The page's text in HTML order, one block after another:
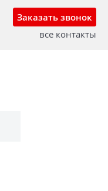
Заказать звонок
все контакты